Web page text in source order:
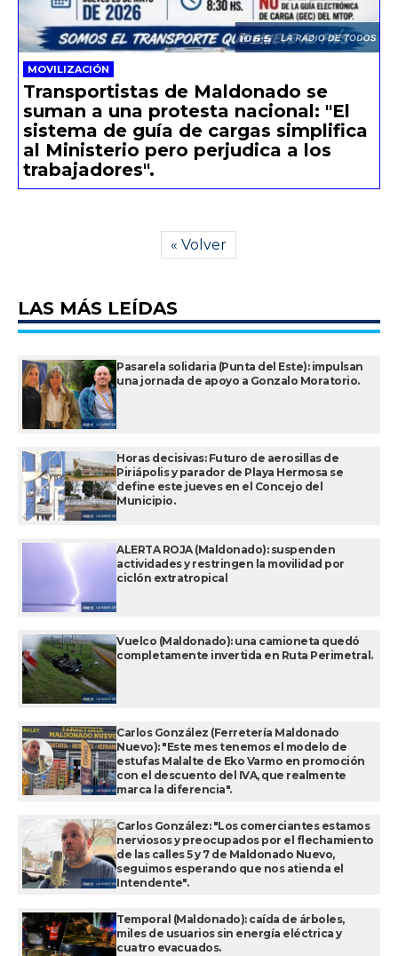
MOVILIZACIÓN
Transportistas de Maldonado se
suman a una protesta nacional: "El
sistema de guía de cargas simplifica
al Ministerio pero perjudica a los
trabajadores".
« Volver
LAS MÁS LEÍDAS
Pasarela solidaria (Punta del Este): impulsan
una jornada de apoyo a Gonzalo Moratorio.
Horas decisivas: Futuro de aerosillas de
Piriápolis y parador de Playa Hermosa se
define este jueves en el Concejo del
Municipio.
ALERTA ROJA (Maldonado): suspenden
actividades y restringen la movilidad por
ciclón extratropical
Vuelco (Maldonado): una camioneta quedó
completamente invertida en Ruta Perimetral.
Carlos González (Ferretería Maldonado
Nuevo): "Este mes tenemos el modelo de
estufas Malalte de Eko Varmo en promoción
con el descuento del IVA, que realmente
marca la diferencia".
Carlos González: "Los comerciantes estamos
nerviosos y preocupados por el flechamiento
de las calles 5 y 7 de Maldonado Nuevo,
seguimos esperando que nos atienda el
Intendente".
Temporal (Maldonado): caída de árboles,
miles de usuarios sin energía eléctrica y
cuatro evacuados.